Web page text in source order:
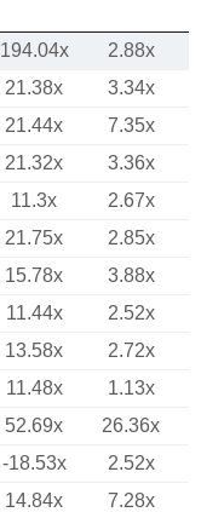
194.04x
2.88x
21.38x
3.34x
21.44x
7.35x
21.32x
3.36x
11.3x
2.67x
21.75x
2.85x
15.78x
3.88x
11.44x
2.52x
13.58x
2.72x
11.48x
1.13x
52.69x
26.36x
-18.53x
2.52x
14.84x
7.28x